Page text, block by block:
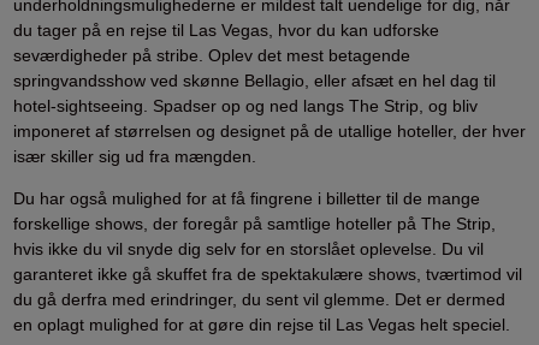
underholdningsmulighederne er mildest talt uendelige for dig, når
du tager på en rejse til Las Vegas, hvor du kan udforske
seværdigheder på stribe. Oplev det mest betagende
springvandsshow ved skønne Bellagio, eller afsæt en hel dag til
hotel-sightseeing. Spadser op og ned langs The Strip, og bliv
imponeret af størrelsen og designet på de utallige hoteller, der hver
især skiller sig ud fra mængden.
Du har også mulighed for at få fingrene i billetter til de mange
forskellige shows, der foregår på samtlige hoteller på The Strip,
hvis ikke du vil snyde dig selv for en storslået oplevelse. Du vil
garanteret ikke gå skuffet fra de spektakulære shows, tværtimod vil
du gå derfra med erindringer, du sent vil glemme. Det er dermed
en oplagt mulighed for at gøre din rejse til Las Vegas helt speciel.